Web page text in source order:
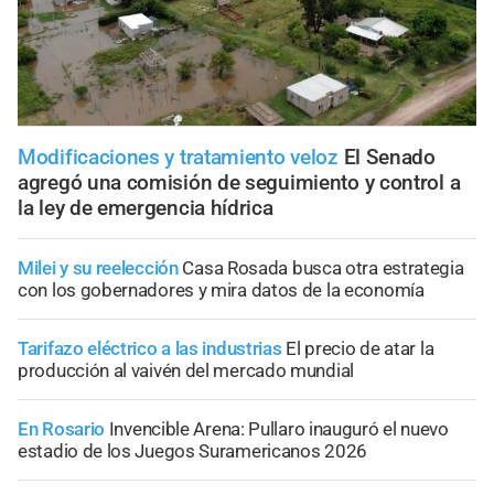
Modificaciones y tratamiento veloz El Senado
agregó una comisión de seguimiento y control a
la ley de emergencia hídrica
Milei y su reelección Casa Rosada busca otra estrategia
con los gobernadores y mira datos de la economía
Tarifazo eléctrico a las industrias El precio de atar la
producción al vaivén del mercado mundial
En Rosario Invencible Arena: Pullaro inauguró el nuevo
estadio de los Juegos Suramericanos 2026